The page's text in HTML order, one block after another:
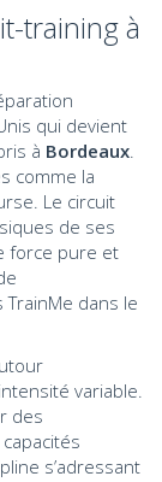
training à
qui devient
à Bordeaux
comme la
Le circuit
de ses
force pure et
TrainMe dans le
variable.
des
s’adressant